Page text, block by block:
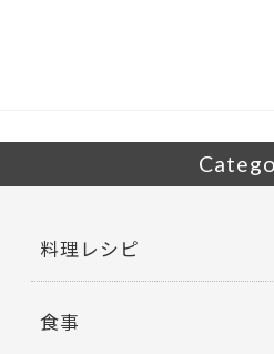
料理レシピ
食事